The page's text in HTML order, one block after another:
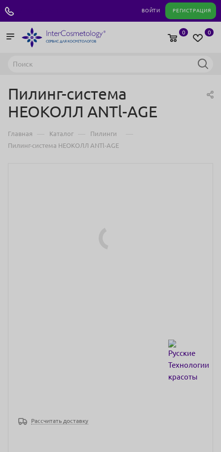
ВОЙТИ РЕГИСТРАЦИЯ
0
0
Пилинг-система
НЕОКОЛЛ АNTl-АGЕ
Главная — Каталог — Пилинги —
Пилинг-система НЕОКОЛЛ АNTl-АGЕ
Рассчитать доставку